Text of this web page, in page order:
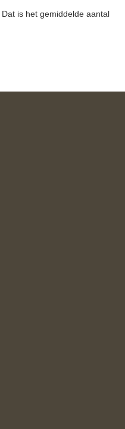
is het gemiddelde aantal